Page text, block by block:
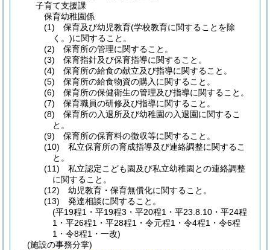
子育て支援課
保育幼稚園係
(1) 保育及び幼児教育(学校教育に関することを除
く。)に関すること。
(2) 保育所の管理に関すること。
(3) 保育指針及び保育指導に関すること。
(4) 保育所の給食の献立及び指導に関すること。
(5) 保育所の給食物資の購入に関すること。
(6) 保育所の保健衛生の管理及び指導に関すること。
(7) 保育職員の研修及び指導に関すること。
(8) 保育所の入退所及び幼稚園の入退園に関するこ
と。
(9) 保育所の保育料の徴収等に関すること。
(10) 私立保育所の育成指導及び連絡調整に関するこ
と。
(11) 私立認定こども園及び私立幼稚園との連絡調整
に関すること。
(12) 幼児教育・保育無償化に関すること。
(13) 発達相談に関すること。
(平19程1・平19程3・平20程1・平23.8.10・平24程
1・平26程1・平28程1・令元程1・令4程1・令6程
1・令8程1・一改)
(施設の事務分掌)